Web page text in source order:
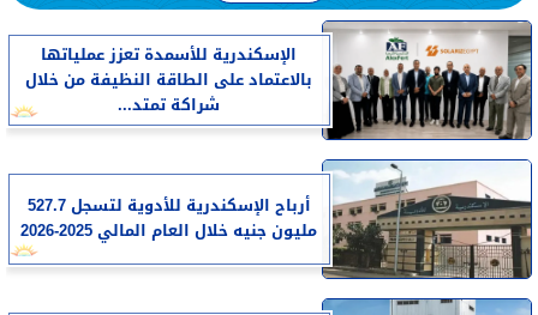
الإسكندرية للأسمدة تعزز عملياتها
بالاعتماد على الطاقة النظيفة من خلال
شراكة تمتد...
أرباح الإسكندرية للأدوية لتسجل 527.7
مليون جنيه خلال العام المالي 2025-2026